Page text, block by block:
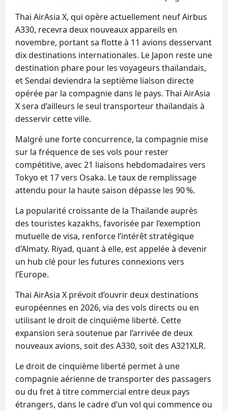
Thai AirAsia X, qui opère actuellement neuf Airbus
A330, recevra deux nouveaux appareils en
novembre, portant sa flotte à 11 avions desservant
dix destinations internationales. Le Japon reste une
destination phare pour les voyageurs thaïlandais,
et Sendai deviendra la septième liaison directe
opérée par la compagnie dans le pays. Thai AirAsia
X sera d’ailleurs le seul transporteur thaïlandais à
desservir cette ville.
Malgré une forte concurrence, la compagnie mise
sur la fréquence de ses vols pour rester
compétitive, avec 21 liaisons hebdomadaires vers
Tokyo et 17 vers Osaka. Le taux de remplissage
attendu pour la haute saison dépasse les 90 %.
La popularité croissante de la Thaïlande auprès
des touristes kazakhs, favorisée par l’exemption
mutuelle de visa, renforce l’intérêt stratégique
d’Almaty. Riyad, quant à elle, est appelée à devenir
un hub clé pour les futures connexions vers
l’Europe.
Thai AirAsia X prévoit d’ouvrir deux destinations
européennes en 2026, via des vols directs ou en
utilisant le droit de cinquième liberté. Cette
expansion sera soutenue par l’arrivée de deux
nouveaux avions, soit des A330, soit des A321XLR.
Le droit de cinquième liberté permet à une
compagnie aérienne de transporter des passagers
ou du fret à titre commercial entre deux pays
étrangers, dans le cadre d’un vol qui commence ou